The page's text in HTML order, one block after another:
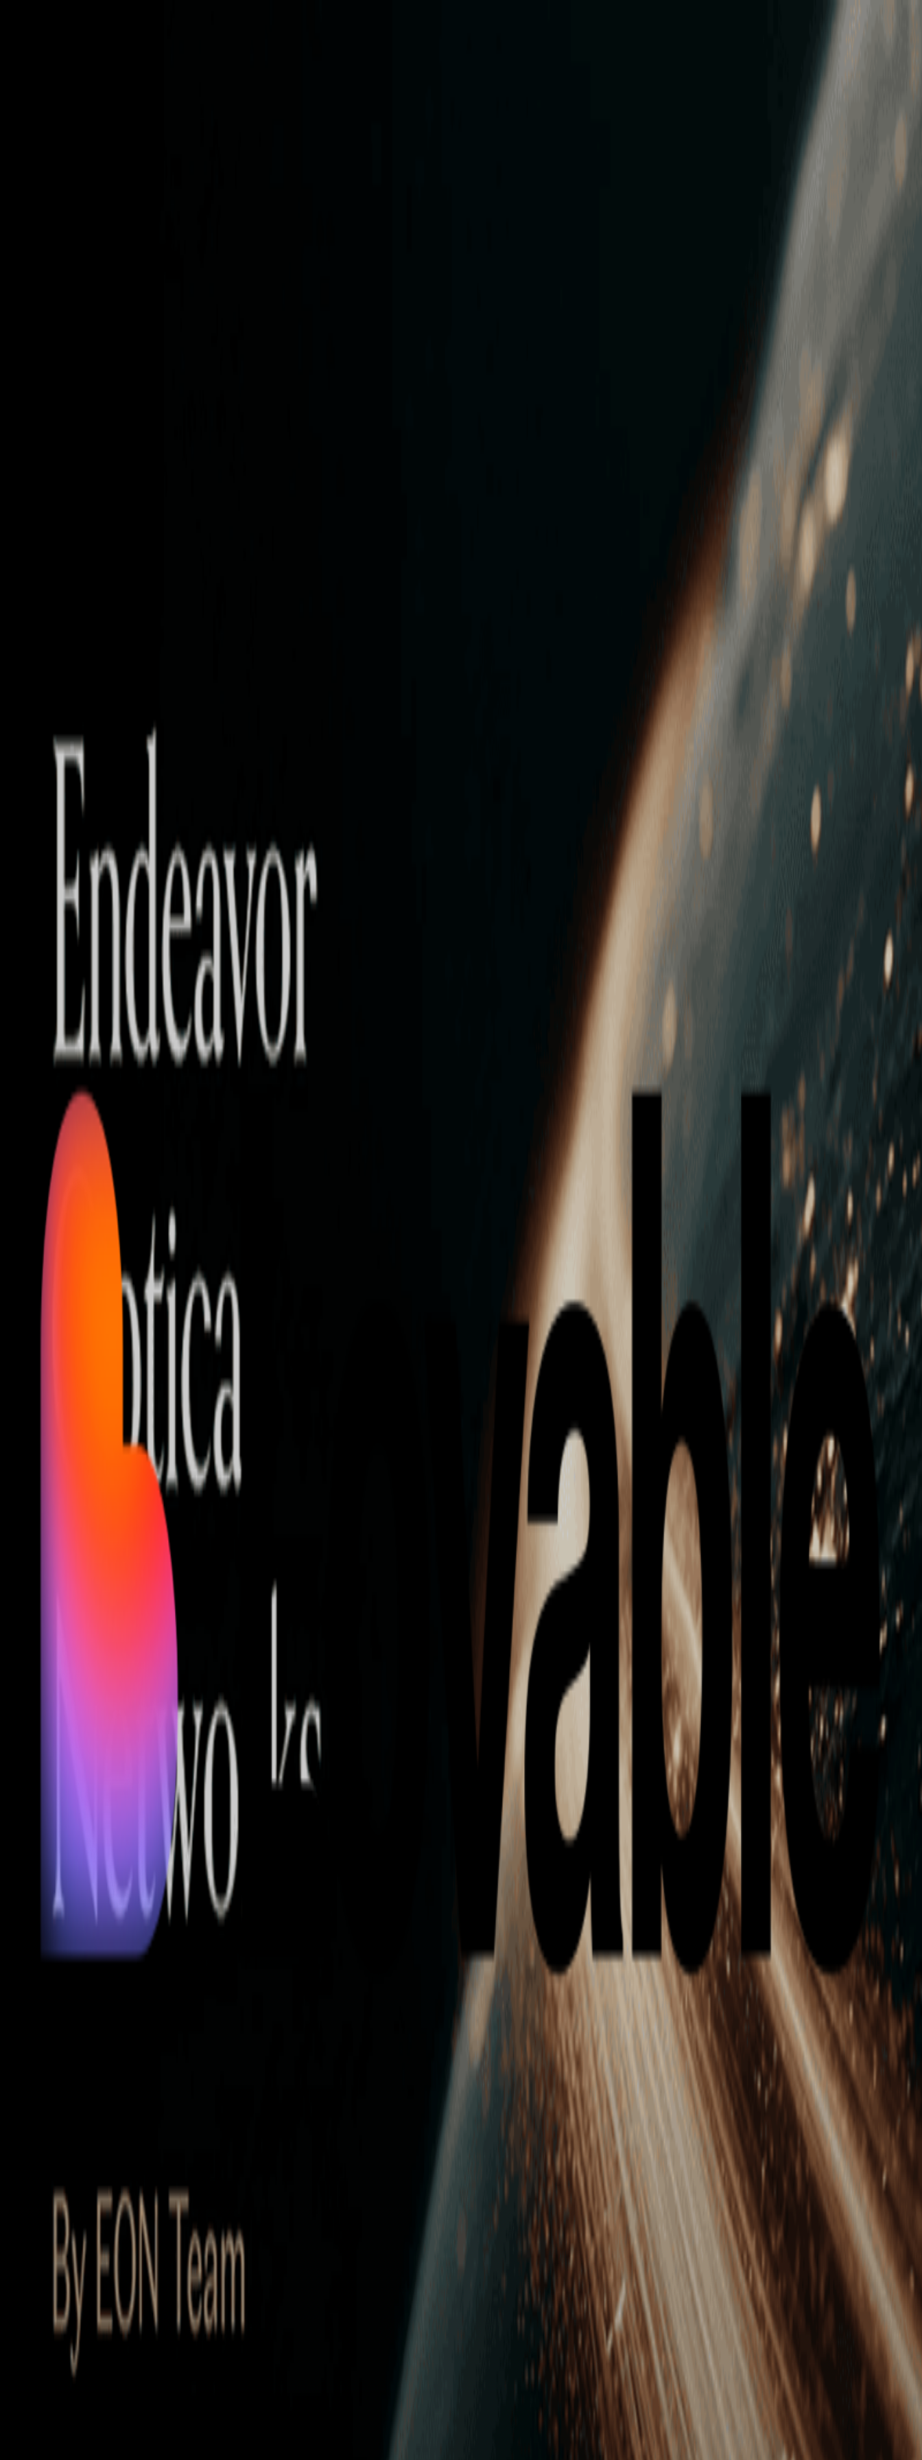
Who we are
AT PARTNERSが提供するファンド・オブ・ファンズを活用した
オープンイノベーション活動のフロー
詳しく見る
AT PARTNERS3つの強み
Startup Database